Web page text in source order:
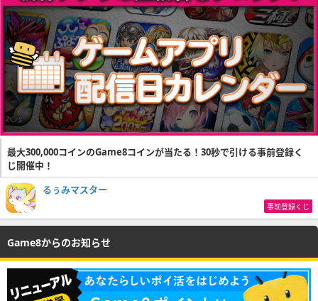
最大300,000コインのGame8コインが当たる！30秒で引ける事前登録く
じ開催中！
るぅみマスター
事前登録くじ
Game8からのお知らせ